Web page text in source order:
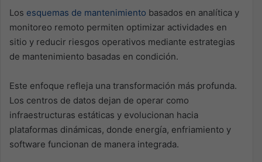
Los esquemas de mantenimiento basados en analítica y
monitoreo remoto permiten optimizar actividades en
sitio y reducir riesgos operativos mediante estrategias
de mantenimiento basadas en condición.
Este enfoque refleja una transformación más profunda.
Los centros de datos dejan de operar como
infraestructuras estáticas y evolucionan hacia
plataformas dinámicas, donde energía, enfriamiento y
software funcionan de manera integrada.